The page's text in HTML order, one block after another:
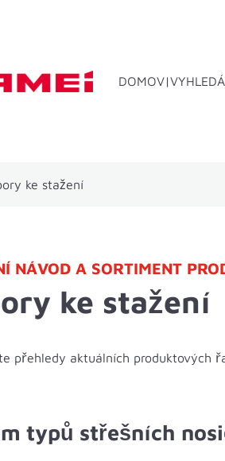
DOMOV
ke stažení
NÁVOD A SORTIMENT
ke stažení
přehledy aktuálních produktových
typů střešních